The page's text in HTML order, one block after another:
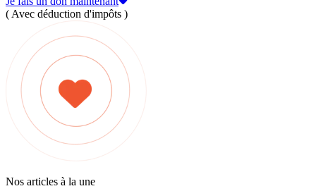
( Avec déduction d'impôts )
Nos articles à la une